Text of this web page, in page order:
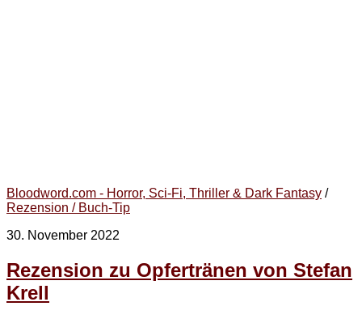
Bloodword.com - Horror, Sci-Fi, Thriller & Dark Fantasy /
Rezension / Buch-Tip
30. November 2022
Rezension zu Opfertränen von Stefan
Krell